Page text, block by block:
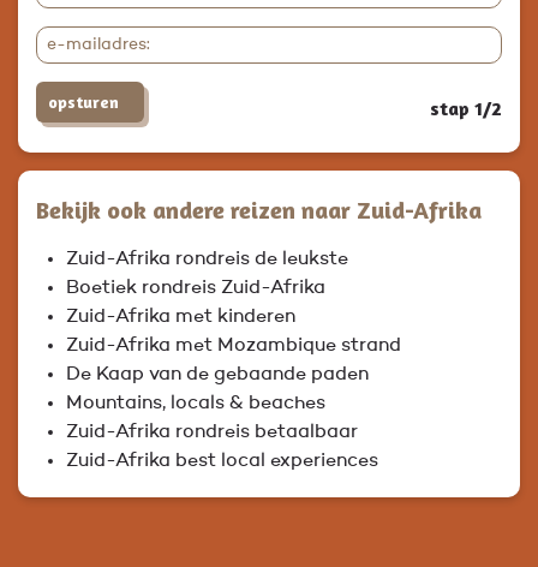
opsturen stap 1/2
Bekijk ook andere reizen naar Zuid-Afrika
Zuid-Afrika rondreis de leukste
Boetiek rondreis Zuid-Afrika
Zuid-Afrika met kinderen
Zuid-Afrika met Mozambique strand
De Kaap van de gebaande paden
Mountains, locals & beaches
Zuid-Afrika rondreis betaalbaar
Zuid-Afrika best local experiences